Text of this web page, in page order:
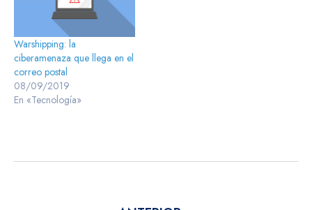
Warshipping: la
ciberamenaza que llega en el
correo postal
08/09/2019
En «Tecnología»